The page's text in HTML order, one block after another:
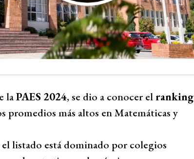
laPAES 2024, se dio a conocer elranking
promedios más altos en Matemáticas y
listado está dominado por colegios